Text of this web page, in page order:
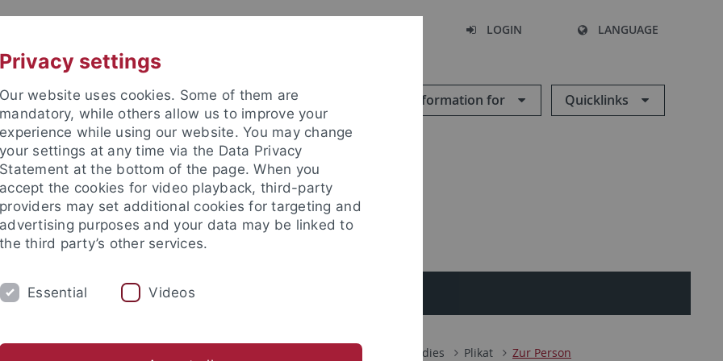
LOGIN LANGUAGE
Information for Quicklinks
RESEARCH CONTACT
Department of Romance Studies Plikat Zur Person
Privacy settings
Our website uses cookies. Some of them are
mandatory, while others allow us to improve your
experience while using our website. You may change
your settings at any time via the Data Privacy
Statement at the bottom of the page. When you
accept the cookies for video playback, third-party
providers may set additional cookies for targeting and
advertising purposes and your data may be linked to
the third party’s other services.
Essential Videos